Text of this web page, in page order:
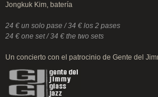
Jongkuk Kim, batería
24 € un solo pase / 34 € los 2 pases
24 € one set / 34 € the two sets
Un concierto con el patrocinio de Gente del